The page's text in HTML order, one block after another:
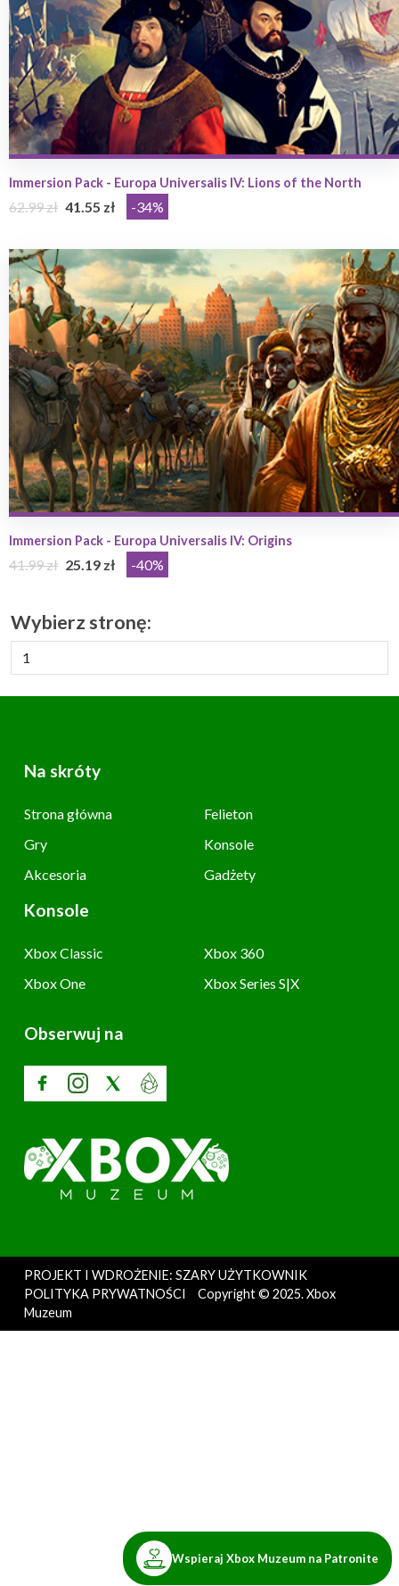
Immersion Pack - Europa Universalis IV: Lions of the North
62.99 zł 41.55 zł -34%
Immersion Pack - Europa Universalis IV: Origins
41.99 zł 25.19 zł -40%
Wybierz stronę:
Na skróty
Strona główna
Felieton
Gry
Konsole
Akcesoria
Gadżety
Konsole
Xbox Classic
Xbox 360
Xbox One
Xbox Series S|X
Obserwuj na
PROJEKT I WDROŻENIE: SZARY UŻYTKOWNIK
POLITYKA PRYWATNOŚCI
Copyright © 2025. Xbox
Muzeum
Wspieraj Xbox Muzeum na Patronite